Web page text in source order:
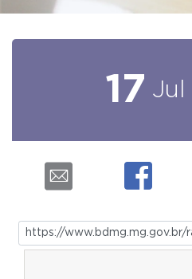
17 Jul